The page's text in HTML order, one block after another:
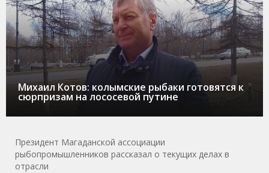
Михаил Котов: колымские рыбаки готовятся к
сюрпризам на лососевой путине
Президент Магаданской ассоциации
рыбопромышленников рассказал о текущих делах в
отрасли